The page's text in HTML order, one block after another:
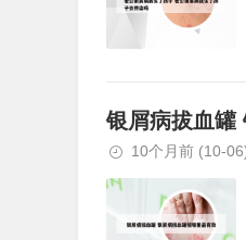
银屑病拔血罐
10个月前 (10-